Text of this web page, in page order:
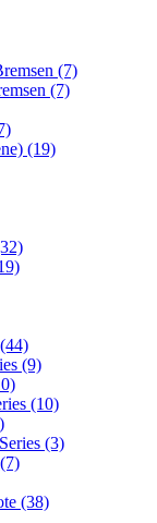
(7)
(7)
(19)
(9)
(10)
(3)
(38)